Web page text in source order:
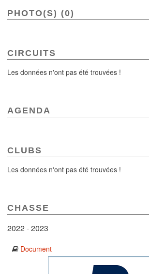
PHOTO(S) (0)
CIRCUITS
Les données n'ont pas été trouvées !
AGENDA
CLUBS
Les données n'ont pas été trouvées !
CHASSE
2022 - 2023
Document